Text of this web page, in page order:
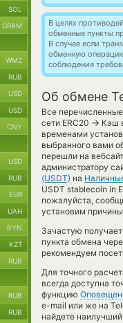
В целях
обменные пункты
В случае если
обменную
соблюдения
Об обмене
Все
сети ERC20 → Кэш
временами
выбранного вами
перешли на
администратору
(USDT) на
USDT stablecoin in
пожалуйста,
установим
Зачастую
пункта обмена
рекомендуем
Для точного
всегда доступна
функцию
e-mail или же на
найдете
SOL
GRAM
WMZ
RUB
USD
USD
CNY
USD
RUB
EUR
UAH
BYN
KZT
RUB
RUB
RUB